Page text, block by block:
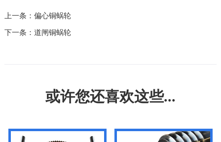
上一条：偏心铜蜗轮
下一条：道闸铜蜗轮
或许您还喜欢这些...